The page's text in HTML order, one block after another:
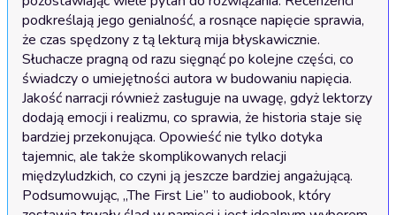
podkreślają jego genialność, a rosnące napięcie sprawia,
że czas spędzony z tą lekturą mija błyskawicznie.
Słuchacze pragną od razu sięgnąć po kolejne części, co
świadczy o umiejętności autora w budowaniu napięcia.
Jakość narracji również zasługuje na uwagę, gdyż lektorzy
dodają emocji i realizmu, co sprawia, że historia staje się
bardziej przekonująca. Opowieść nie tylko dotyka
tajemnic, ale także skomplikowanych relacji
międzyludzkich, co czyni ją jeszcze bardziej angażującą.
Podsumowując, „The First Lie” to audiobook, który